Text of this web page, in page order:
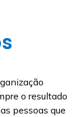
o resultado
pessoas que